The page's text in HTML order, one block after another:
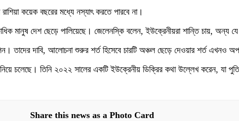
কয়েক বছরের মধ্যে নস্যাৎ করতে পারবে না।
মানুষ দেশ ছেড়ে পালিয়েছে। জেলেনস্কি বলেন, ইউক্রেনীয়রা শান্তি চায়, অন্য
দাবি, আলোচনা শুরুর শর্ত হিসেবে চারটি অঞ্চল ছেড়ে দেওয়ার শর্ত এখনও
চলেছে। তিনি ২০২২ সালের একটি ইউক্রেনীয় ডিক্রির কথা উল্লেখ করেন, যা
Share this news as a Photo Card